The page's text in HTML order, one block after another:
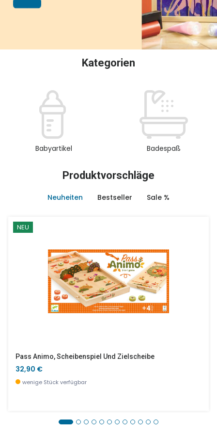
Kategorien
Babyartikel Badespaß
Produktvorschläge
Neuheiten Bestseller Sale %
NEU
Pass Animo, Scheibenspiel Und Zielscheibe
32,90 €
wenige Stück verfügbar